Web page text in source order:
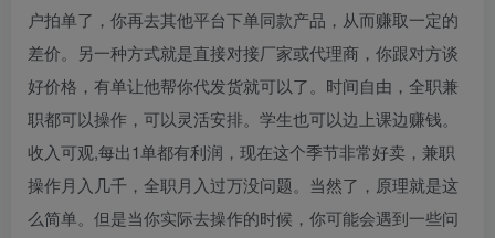
户拍单了，你再去其他平台下单同款产品，从而赚取一定的
差价。另一种方式就是直接对接厂家或代理商，你跟对方谈
好价格，有单让他帮你代发货就可以了。时间自由，全职兼
职都可以操作，可以灵活安排。学生也可以边上课边赚钱。
收入可观,每出1单都有利润，现在这个季节非常好卖，兼职
操作月入几千，全职月入过万没问题。当然了，原理就是这
么简单。但是当你实际去操作的时候，你可能会遇到一些问